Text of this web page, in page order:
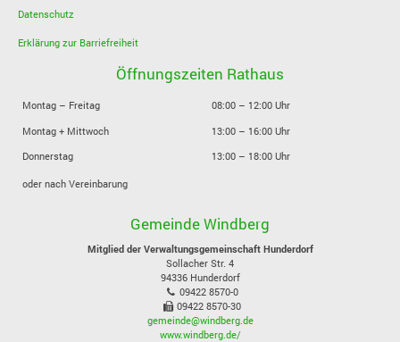
Datenschutz
Erklärung zur Barriefreiheit
Öffnungszeiten Rathaus
Montag – Freitag
08:00 – 12:00 Uhr
Montag + Mittwoch
13:00 – 16:00 Uhr
Donnerstag
13:00 – 18:00 Uhr
oder nach Vereinbarung
Gemeinde Windberg
Mitglied der Verwaltungsgemeinschaft Hunderdorf
Sollacher Str. 4
94336 Hunderdorf
09422 8570-0
09422 8570-30
gemeinde@windberg.de
www.windberg.de/